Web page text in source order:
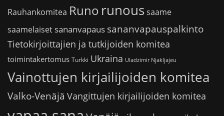
Rauhankomitea Runo runoussaame
saamelaiset sananvapaus sananvapauspalkinto
Tietokirjoittajien ja tutkijoiden komitea
toimintakertomus Turkki Ukraina Uladzimir Njakljajeu
Vainottujen kirjailijoiden komitea
Valko-Venäjä Vangittujen kirjailijoiden komitea